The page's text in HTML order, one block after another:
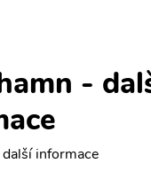
-
informace